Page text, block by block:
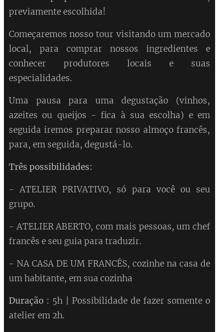
previamente escolhida!
Começaremos nosso tour visitando um mercado
local, para comprar nossos ingredientes e
conhecer produtores locais e suas
especialidades.
Uma pausa para uma degustação (vinhos,
azeites ou queijos - fica à sua escolha) e em
seguida iremos preparar nosso almoço francês,
para, em seguida, degustá-lo.
Três possibilidades:
- ATELIER PRIVATIVO, só para você ou seu
grupo.
- ATELIER ABERTO, com mais pessoas, um chef
francês e seu guia para traduzir.
- NA CASA DE UM FRANCÊS, cozinhe na casa de
um habitante, em sua cozinha
Duração : 5h | Possibilidade de fazer somente o
atelier em 2h.